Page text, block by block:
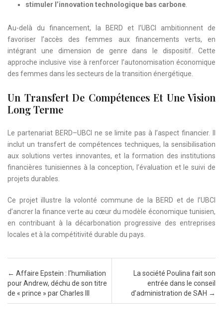
stimuler l’innovation technologique bas carbone
Au-delà du financement, la BERD et l’UBCI ambitionnent de
favoriser l’accès des femmes aux financements verts, en
intégrant une dimension de genre dans le dispositif. Cette
approche inclusive vise à renforcer l’autonomisation économique
des femmes dans les secteurs de la transition énergétique.
Un Transfert De Compétences Et Une Vision
Long Terme
Le partenariat BERD–UBCI ne se limite pas à l’aspect financier. Il
inclut un transfert de compétences techniques, la sensibilisation
aux solutions vertes innovantes, et la formation des institutions
financières tunisiennes à la conception, l’évaluation et le suivi de
projets durables.
Ce projet illustre la volonté commune de la BERD et de l’UBCI
d’ancrer la finance verte au cœur du modèle économique tunisien,
en contribuant à la décarbonation progressive des entreprises
locales et à la compétitivité durable du pays.
Post navigation
← Affaire Epstein : l’humiliation
pour Andrew, déchu de son titre
de « prince » par Charles III
La société Poulina fait son
entrée dans le conseil
d’administration de SAH →